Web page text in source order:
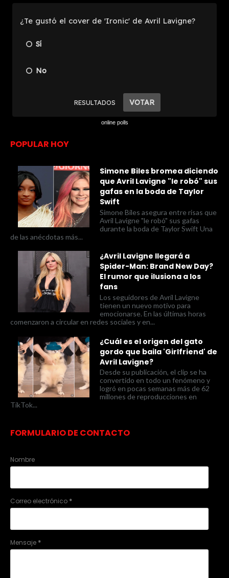
online polls
POPULAR HOY
Simone Biles bromea diciendo
que Avril Lavigne "le robó" sus
gafas en la boda de Taylor
Swift
Simone Biles asegura entre risas que
Avril Lavigne "le robó" sus gafas
durante la boda de Taylor Swift Una
de las anécdotas más...
¿Avril Lavigne llegará a
Spider-Man: Brand New Day?
El rumor que ilusiona a los
fans
Los seguidores de Avril Lavigne
tienen un nuevo motivo para
emocionarse. En las últimas horas
comenzaron a circular en redes sociales y en...
¿Cuál es el origen del gato
gordo que baila 'Girlfriend' de
Avril Lavigne?
Desde su publicación, el clip se ha
convertido en todo un fenómeno y
logró en pocas semanas más de 62
millones de reproducciones en
TikTok...
FORMULARIO DE CONTACTO
Nombre
Correo electrónico *
Mensaje *